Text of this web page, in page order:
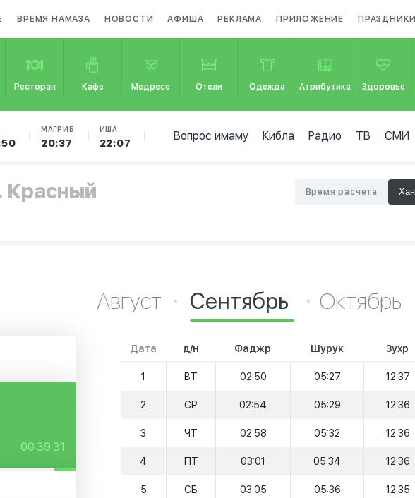
ВРЕМЯ НАМАЗА НОВОСТИ АФИША РЕКЛАМА ПРИЛОЖЕНИЕ ПРАЗДНИКИ
Ресторан Кафе Медресе Отели Одежда Атрибутика Здоровье
МАГРИБ
20:37
ИША
22:07
Вопрос имаму Кибла Радио ТВ СМИ
Красный
Время расчета
00:39:31
Август Сентябрь Октябрь
Дата д/н Фаджр Шурук Зухр
1 ВТ 02:50 05:27 12:37
2 СР 02:54 05:29 12:36
3 ЧТ 02:58 05:32 12:36
4 ПТ 03:01 05:34 12:36
5 СБ 03:05 05:36 12:35